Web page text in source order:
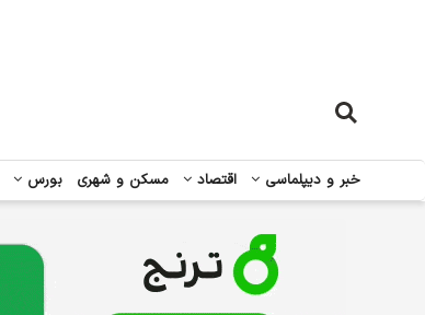
خبر و دیپلماسی اقتصاد مسکن و شهری بورس